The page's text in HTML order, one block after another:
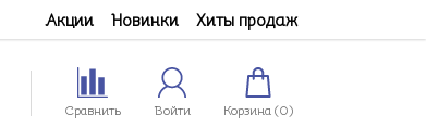
Акции Новинки Хиты продаж
Сравнить Войти Корзина (0)